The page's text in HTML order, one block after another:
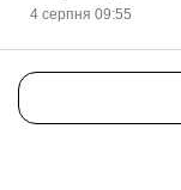
4 серпня 09:55